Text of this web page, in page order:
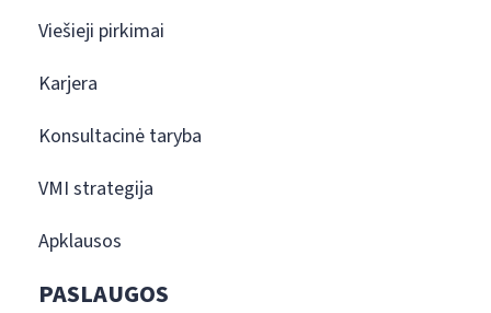
Viešieji pirkimai
Karjera
Konsultacinė taryba
VMI strategija
Apklausos
PASLAUGOS